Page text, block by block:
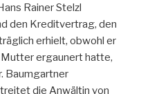
Rainer Stelzl
den Kreditvertrag, den
erhielt, obwohl er
ergaunert hatte,
Baumgartner
die Anwältin von